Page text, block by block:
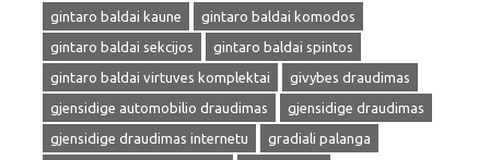
gintaro baldai kaune
gintaro baldai komodos
gintaro baldai sekcijos
gintaro baldai spintos
gintaro baldai virtuves komplektai
givybes draudimas
gjensidige automobilio draudimas
gjensidige draudimas
gjensidige draudimas internetu
gradiali palanga